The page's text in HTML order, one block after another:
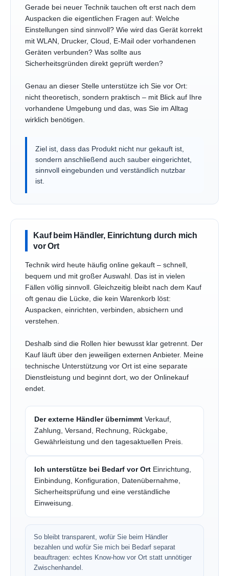
Gerade bei neuer Technik tauchen oft erst nach dem
Auspacken die eigentlichen Fragen auf: Welche
Einstellungen sind sinnvoll? Wie wird das Gerät korrekt
mit WLAN, Drucker, Cloud, E-Mail oder vorhandenen
Geräten verbunden? Was sollte aus
Sicherheitsgründen direkt geprüft werden?
Genau an dieser Stelle unterstütze ich Sie vor Ort:
nicht theoretisch, sondern praktisch – mit Blick auf Ihre
vorhandene Umgebung und das, was Sie im Alltag
wirklich benötigen.
Ziel ist, dass das Produkt nicht nur gekauft ist,
sondern anschließend auch sauber eingerichtet,
sinnvoll eingebunden und verständlich nutzbar
ist.
Kauf beim Händler, Einrichtung durch mich
vor Ort
Technik wird heute häufig online gekauft – schnell,
bequem und mit großer Auswahl. Das ist in vielen
Fällen völlig sinnvoll. Gleichzeitig bleibt nach dem Kauf
oft genau die Lücke, die kein Warenkorb löst:
Auspacken, einrichten, verbinden, absichern und
verstehen.
Deshalb sind die Rollen hier bewusst klar getrennt. Der
Kauf läuft über den jeweiligen externen Anbieter. Meine
technische Unterstützung vor Ort ist eine separate
Dienstleistung und beginnt dort, wo der Onlinekauf
endet.
Der externe Händler übernimmt Verkauf,
Zahlung, Versand, Rechnung, Rückgabe,
Gewährleistung und den tagesaktuellen Preis.
Ich unterstütze bei Bedarf vor Ort Einrichtung,
Einbindung, Konfiguration, Datenübernahme,
Sicherheitsprüfung und eine verständliche
Einweisung.
So bleibt transparent, wofür Sie beim Händler
bezahlen und wofür Sie mich bei Bedarf separat
beauftragen: echtes Know-how vor Ort statt unnötiger
Zwischenhandel.